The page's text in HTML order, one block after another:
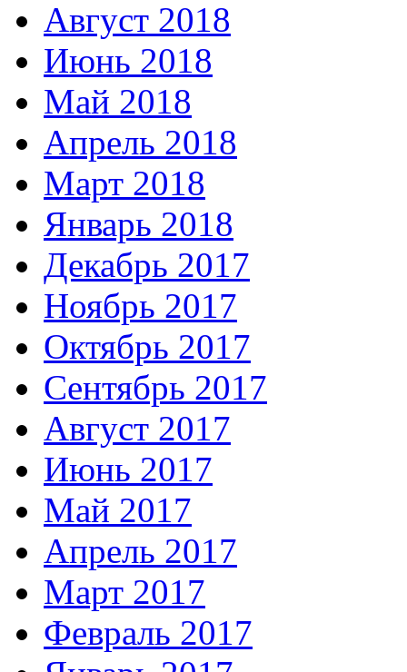
Август 2018
Июнь 2018
Май 2018
Апрель 2018
Март 2018
Январь 2018
Декабрь 2017
Ноябрь 2017
Октябрь 2017
Сентябрь 2017
Август 2017
Июнь 2017
Май 2017
Апрель 2017
Март 2017
Февраль 2017